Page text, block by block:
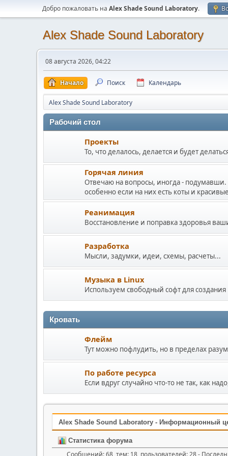
Добро пожаловать на Alex Shade Sound Laboratory.
Alex Shade Sound Laboratory
08 августа 2026, 04:22
Начало Поиск Календарь
Alex Shade Sound Laboratory
Рабочий стол
Проекты
То, что делалось, делается и будет
Горячая линия
Отвечаю на вопросы, иногда -
особенно если на них есть коты и
Реанимация
Восстановление и поправка здоровья
Разработка
Мысли, задумки, идеи, схемы, расчеты...
Музыка в Linux
Используем свободный софт для
Кровать
Флейм
Тут можно пофлудить, но в пределах
По работе ресурса
Если вдруг случайно что-то не так, как
Alex Shade Sound Laboratory - Информационный
Статистика форума
Сообщений: 68, тем: 18, пользователей: 28 -